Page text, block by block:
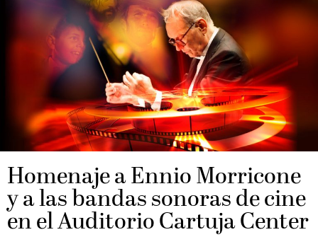
Homenaje a Ennio Morricone
y a las bandas sonoras de cine
en el Auditorio Cartuja Center